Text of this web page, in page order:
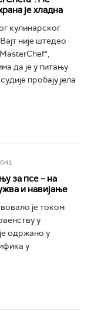
је хладна
кулинарског
није штедео
да је у питању
пробају јела
за псе – на
и навијање
је током
у
одржано у
у